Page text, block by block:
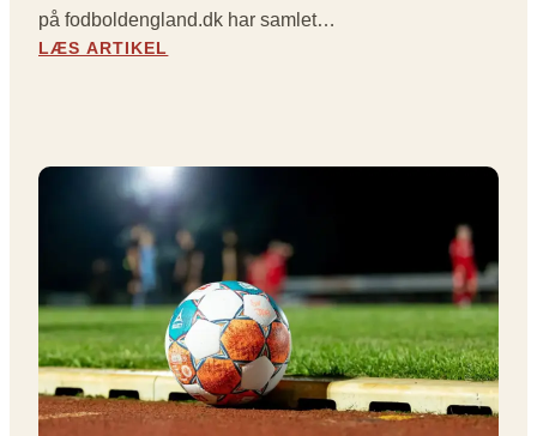
E
N
I
G
N
I
N
G
E
R
O
G
på fodboldengland.dk har samlet…
LÆS ARTIKEL
E
1
I
P
R
E
M
I
E
R